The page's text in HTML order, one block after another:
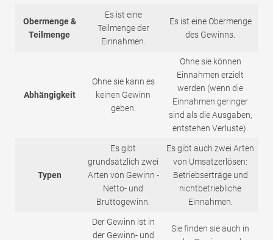
Obermenge &
Teilmenge
Es ist eine
Teilmenge der
Einnahmen.
Es ist eine Obermenge
des Gewinns.
Abhängigkeit
Ohne sie kann es
keinen Gewinn
geben.
Ohne sie können
Einnahmen erzielt
werden (wenn die
Einnahmen geringer
sind als die Ausgaben,
entstehen Verluste).
Typen
Es gibt
grundsätzlich zwei
Arten von Gewinn -
Netto- und
Bruttogewinn.
Es gibt auch zwei Arten
von Umsatzerlösen:
Betriebserträge und
nichtbetriebliche
Einnahmen.
Der Gewinn ist in
der Gewinn- und
Sie finden sie auch in